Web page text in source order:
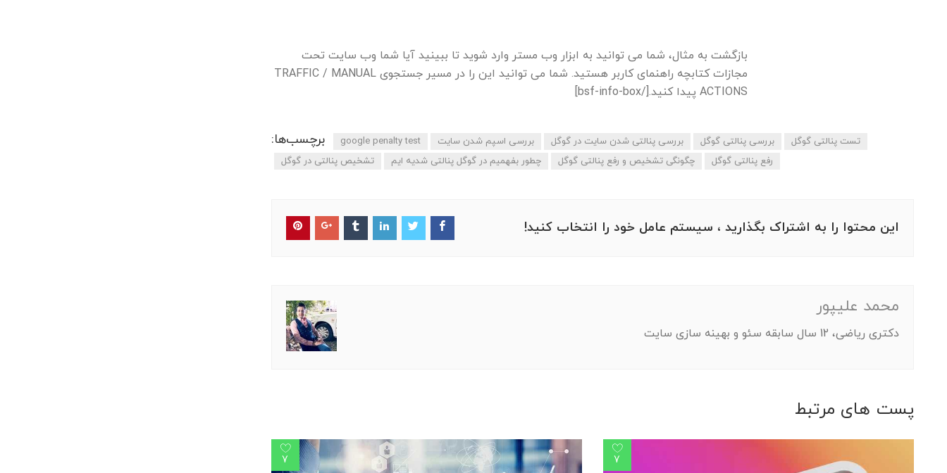
بازگشت به مثال، شما می توانید به ابزار وب مستر وارد شوید تا ببینید آیا شما وب سایت تحت
مجازات کتابچه راهنمای کاربر هستید. شما می توانید این را در مسیر جستجوی TRAFFIC / MANUAL
ACTIONS پیدا کنید.[/bsf-info-box]
برچسب‌ها: google penalty test بررسی اسپم شدن سایت بررسی پنالتی شدن سایت در گوگل بررسی پنالتی گوگل
تست پنالتی گوگل
تشخیص پنالتی در گوگل
چطور بفهمیم در گوگل پنالتی شدیه ایم چگونگی تشخیص و رفع پنالتی گوگل رفع پنالتی گوگل
این محتوا را به اشتراک بگذارید ، سیستم عامل خود را انتخاب کنید!
محمد علیپور
دکتری ریاضی، 12 سال سابقه سئو و بهینه سازی سایت
پست های مرتبط
7 7